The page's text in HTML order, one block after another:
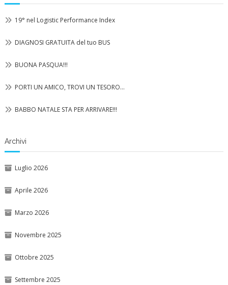
19° nel Logistic Performance Index
DIAGNOSI GRATUITA del tuo BUS
BUONA PASQUA!!!
PORTI UN AMICO, TROVI UN TESORO…
BABBO NATALE STA PER ARRIVARE!!!
Archivi
Luglio 2026
Aprile 2026
Marzo 2026
Novembre 2025
Ottobre 2025
Settembre 2025